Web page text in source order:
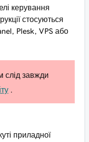
керування
стосуються
Plesk, VPS або
слід завжди
приладної